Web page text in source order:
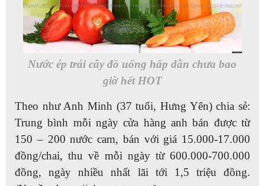
Nước ép trái cây đồ uống hấp dẫn chưa bao
giờ hết HOT
Theo như Anh Minh (37 tuổi, Hưng Yên) chia sẻ:
Trung bình mỗi ngày cửa hàng anh bán được từ
150 – 200 nước cam, bán với giá 15.000-17.000
đồng/chai, thu về mỗi ngày từ 600.000-700.000
đồng, ngày nhiều nhất lãi tới 1,5 triệu đồng.